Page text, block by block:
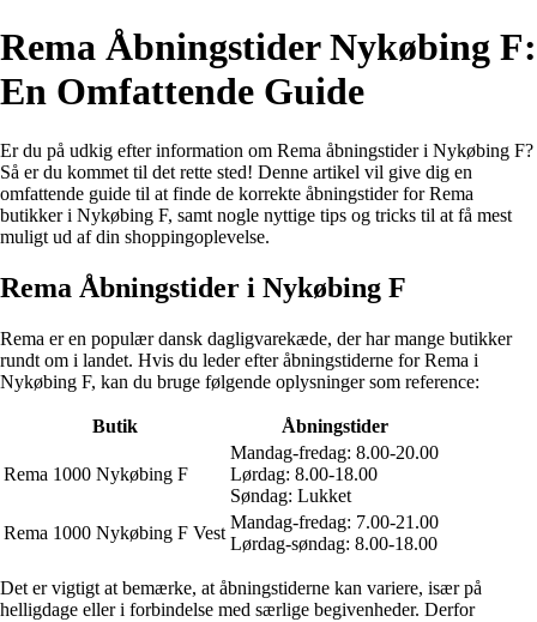
Rema Åbningstider Nykøbing F:
En Omfattende Guide
Er du på udkig efter information om Rema åbningstider i Nykøbing F?
Så er du kommet til det rette sted! Denne artikel vil give dig en
omfattende guide til at finde de korrekte åbningstider for Rema
butikker i Nykøbing F, samt nogle nyttige tips og tricks til at få mest
muligt ud af din shoppingoplevelse.
Rema Åbningstider i Nykøbing F
Rema er en populær dansk dagligvarekæde, der har mange butikker
rundt om i landet. Hvis du leder efter åbningstiderne for Rema i
Nykøbing F, kan du bruge følgende oplysninger som reference:
Butik Åbningstider
Rema 1000 Nykøbing F
Mandag-fredag: 8.00-20.00
Lørdag: 8.00-18.00
Søndag: Lukket
Rema 1000 Nykøbing F Vest
Mandag-fredag: 7.00-21.00
Lørdag-søndag: 8.00-18.00
Det er vigtigt at bemærke, at åbningstiderne kan variere, især på
helligdage eller i forbindelse med særlige begivenheder. Derfor